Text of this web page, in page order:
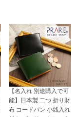
【名入れ 別途購入で可
能】日本製 二つ 折り財
布 コードバン 小銭入れ